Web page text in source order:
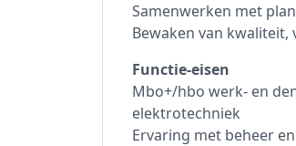
Samenwerken met
Bewaken van
Functie-eisen
Mbo+/hbo werk- en
elektrotechniek
Ervaring met beheer